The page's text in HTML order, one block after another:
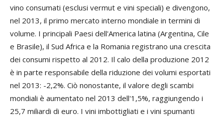
vino consumati (esclusi vermut e vini speciali) e divengono,
nel 2013, il primo mercato interno mondiale in termini di
volume. I principali Paesi dell'America latina (Argentina, Cile
e Brasile), il Sud Africa e la Romania registrano una crescita
dei consumi rispetto al 2012. Il calo della produzione 2012
è in parte responsabile della riduzione dei volumi esportati
nel 2013: -2,2%. Ciò nonostante, il valore degli scambi
mondiali è aumentato nel 2013 dell'1,5%, raggiungendo i
25,7 miliardi di euro. I vini imbottigliati e i vini spumanti